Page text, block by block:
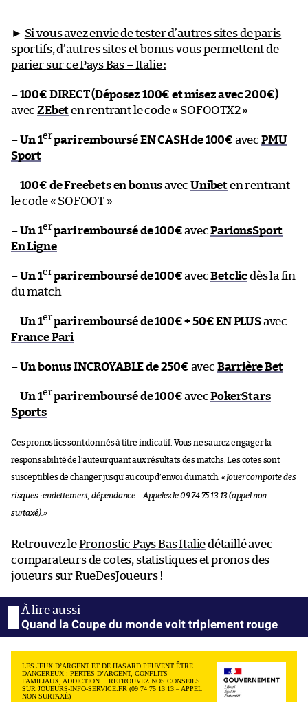
► Si vous avez envie de tester d’autres sites de paris
sportifs, d’autres sites et bonus vous permettent de
parier sur ce Pays Bas – Italie :
–100€ DIRECT (Déposez 100€ et misez avec 200€)
avecZEbeten rentrant le code « SOFOOTX2 »
–Un 1erpari remboursé EN CASH de 100€ avec PMU
Sport
–100€ de Freebets en bonusavecUnibeten rentrant
le code « SOFOOT »
–Un 1erpari remboursé de 100€avecParionsSport
En Ligne
–Un 1erpari remboursé de 100€avecBetclicdès la fin
du match
–Un 1erpari remboursé de 100€ + 50€ EN PLUSavec
France Pari
–Un bonus INCROYABLE de 250€ avec Barrière Bet
–Un 1erpari remboursé de 100€avecPokerStars
Sports
Ces pronostics sont donnés à titre indicatif. Vous ne saurez engager la
responsabilité de l’auteur quant aux résultats des matchs. Les cotes sont
susceptibles de changer jusqu’au coup d’envoi du match. «Jouer comporte des
risques : endettement, dépendance… Appelez le 09 74 75 13 13 (appel non
surtaxé). »
Retrouvez lePronostic Pays Bas Italiedétaillé avec
comparateurs de cotes, statistiques et pronos des
joueurs sur RueDesJoueurs !
Quand la Coupe du monde voit triplement rouge
LES JEUX D’ARGENT ET DE HASARD PEUVENT ÊTRE
DANGEREUX : PERTES D’ARGENT, CONFLITS
FAMILIAUX, ADDICTION… RETROUVEZ NOS CONSEILS
SUR JOUEURS-INFO-SERVICE.FR (09 74 75 13 13 – APPEL
NON SURTAXÉ)